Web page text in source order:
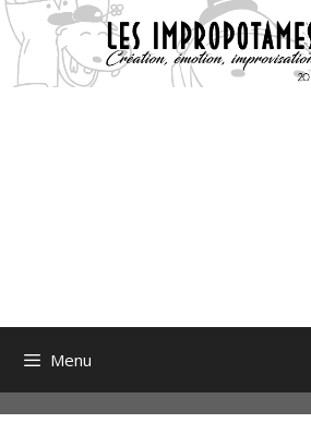
Aller
au
contenu
Menu